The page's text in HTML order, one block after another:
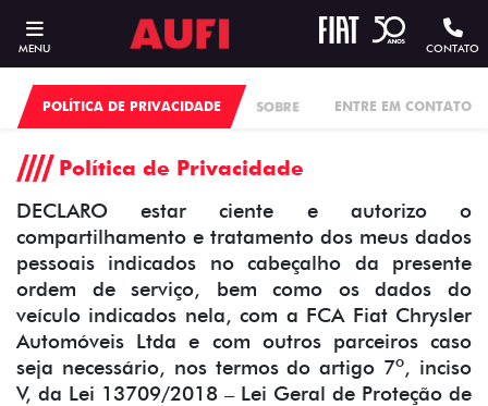
MENU CONTATO
SOBRE ENTRE EM CONTATO
POLÍTICA DE PRIVACIDADE
Política de Privacidade
DECLARO estar ciente e autorizo o
compartilhamento e tratamento dos meus dados
pessoais indicados no cabeçalho da presente
ordem de serviço, bem como os dados do
veículo indicados nela, com a FCA Fiat Chrysler
Automóveis Ltda e com outros parceiros caso
seja necessário, nos termos do artigo 7º, inciso
V, da Lei 13709/2018 – Lei Geral de Proteção de